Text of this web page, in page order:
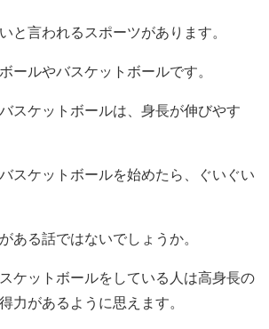
と言われるスポーツがあります。
ールやバスケットボールです。
スケットボールは、身長が伸びやす
スケットボールを始めたら、ぐいぐい
ある話ではないでしょうか。
ケットボールをしている人は高身長の
力があるように思えます。